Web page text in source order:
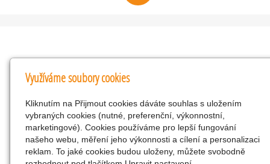
Kontakty
KNK obchodní společnost s r.o.
Komenského 127, Žacléř, 542 01 Číslo účtu:
286293602/0300
25298518
CZ25298518
Využíváme soubory cookies
Kliknutím na Přijmout cookies dáváte souhlas s uložením
vybraných cookies (nutné, preferenční, výkonnostní,
marketingové). Cookies používáme pro lepší fungování
našeho webu, měření jeho výkonnosti a cílení a personalizaci
reklam. To jaké cookies budou uloženy, můžete svobodně